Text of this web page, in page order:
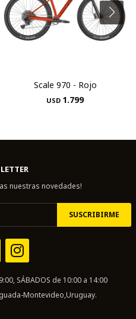
Scale 970 - Rojo
USD 1.799
nuestras novedades!
SUSCRIBIRME

SÁBADOS de 10:00 a 14:00
Montevideo,Uruguay.